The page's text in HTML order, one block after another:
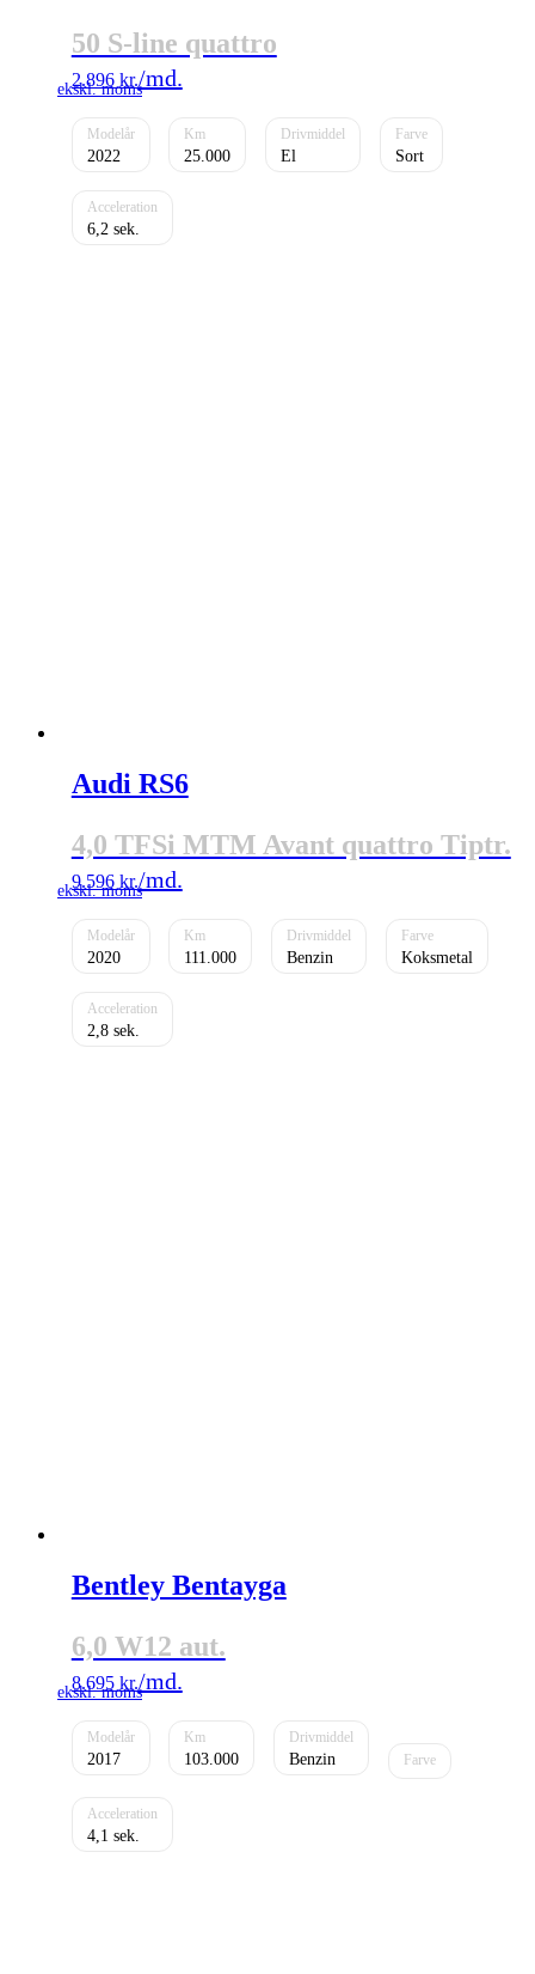
50 S-line quattro
2.896 kr.
2022 25.000 El Sort
6,2
Audi RS6
4,0 TFSi MTM Avant quattro Tiptr.
9.596 kr.
2020 111.000 Benzin Koksmetal
2,8
Bentley Bentayga
6,0 W12 aut.
8.695 kr.
2017 103.000 Benzin
4,1